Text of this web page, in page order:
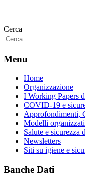
Cerca
Menu
Home
Organizzazione
I Working Papers
COVID-19 e
Approfondimenti,
Modelli
Salute e sicurezza
Newsletters
Siti su igiene e
Banche Dati